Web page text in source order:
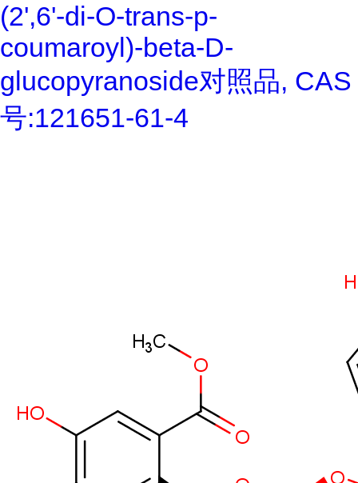
(2',6'-di-O-trans-p-
coumaroyl)-beta-D-
glucopyranoside对照品, CAS
号:121651-61-4